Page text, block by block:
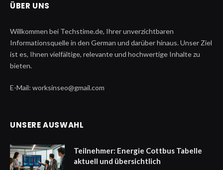
ÜBER UNS
Willkommen bei Techstime.de, Ihrer unverzichtbaren
Informationsquelle in den German und darüber hinaus. Unser Ziel
ist es, Ihnen vielfältige, relevante und hochwertige Inhalte zu
bieten.
E-Mail: worksinseo@gmail.com
UNSERE AUSWAHL
Teilnehmer: Energie Cottbus Tabelle
aktuell und übersichtlich